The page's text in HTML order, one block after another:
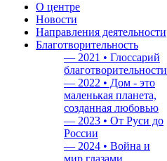
О центре
Новости
Направления деятельности
Благотворительность
— 2021 • Глоссарий
благотворительности
— 2022 • Дом - это
маленькая планета,
созданная любовью
— 2023 • От Руси до
России
— 2024 • Война и
мир глазами